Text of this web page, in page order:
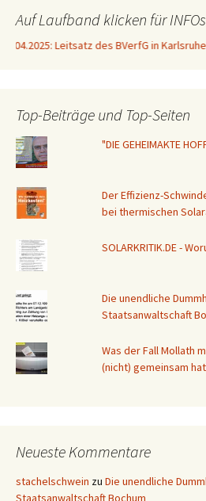
Auf Laufband klicken für INFOs
Leitsatz des BVerfG in Karlsruhe
Top-Beiträge und Top-Seiten
"DIE GEHEIMAKTE
Der Effizienz-
bei thermischen
SOLARKRITIK.DE -
Die unendliche
Staatsanwaltschaft
Was der Fall Mollath
(nicht) gemeinsam hat
Neueste Kommentare
stachelschwein zu Die unendliche
Staatsanwaltschaft Bochum